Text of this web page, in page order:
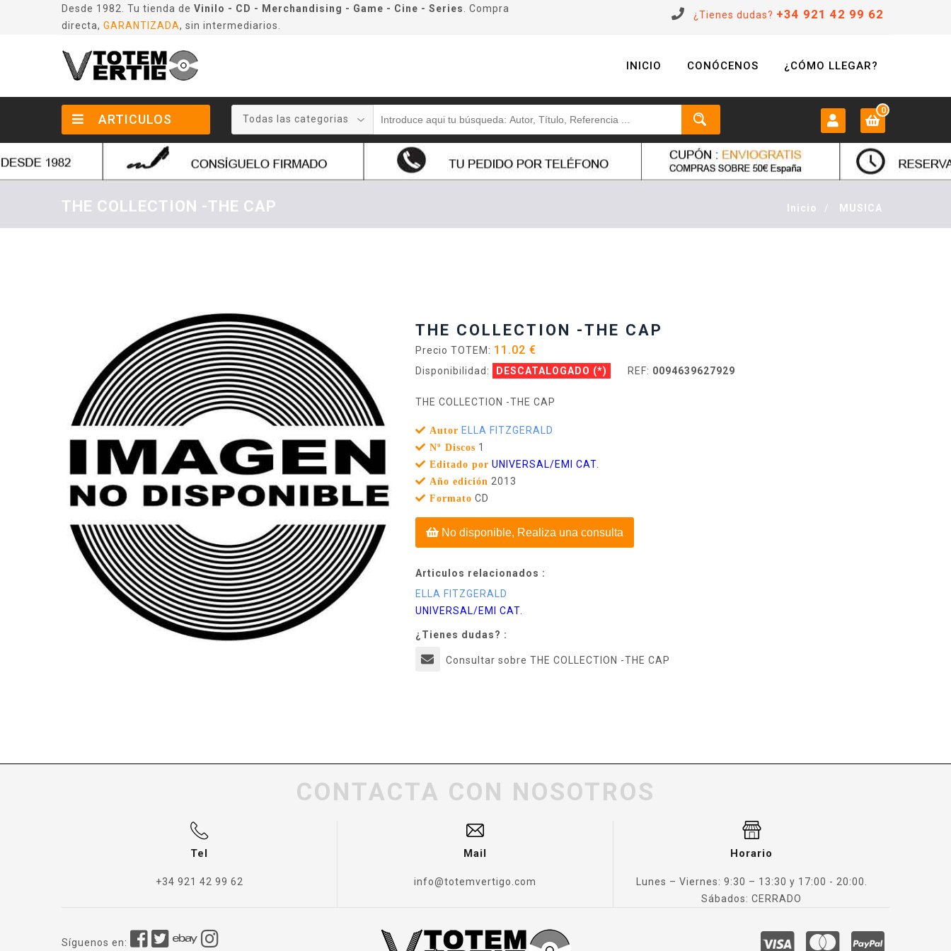
Desde 1982. Tu tienda de Vinilo - CD - Merchandising - Game - Cine - Series
. Compra
directa, GARANTIZADA, sin intermediarios.
¿Tienes dudas? +34 921 42 99 62
INICIO CONÓCENOS ¿CÓMO LLEGAR?
ARTICULOS Todas las categorias
MI CUENTA:
0
0 €
THE COLLECTION -THE CAP Inicio / MUSICA
THE COLLECTION -THE CAP
Precio TOTEM: 11.02 €
Disponibilidad: DESCATALOGADO (*) REF: 0094639627929
THE COLLECTION -THE CAP
Autor ELLA FITZGERALD
Nº Discos 1
Editado por UNIVERSAL/EMI CAT.
Año edición 2013
Formato CD
No disponible, Realiza una consulta
Articulos relacionados :
ELLA FITZGERALD
UNIVERSAL/EMI CAT.
¿Tienes dudas? :
Consultar sobre THE COLLECTION -THE CAP
CONTACTA CON NOSOTROS
Tel
+34 921 42 99 62
Mail
info@totemvertigo.com
Horario
Lunes – Viernes: 9:30 – 13:30 y 17:00 - 20:00.
Sábados: CERRADO
Síguenos en: